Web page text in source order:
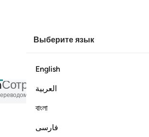
Выберите язык
English
العربية
বাংলা
فارسی
Сотрясение
тафсиром, аудиозаписью, пословным